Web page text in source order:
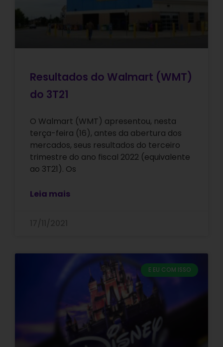
Resultados do Walmart (WMT)
do 3T21
O Walmart (WMT) apresentou, nesta
terça-feira (16), antes da abertura dos
mercados, seus resultados do terceiro
trimestre do ano fiscal 2022 (equivalente
ao 3T21). Os
Leia mais
E EU COM ISSO